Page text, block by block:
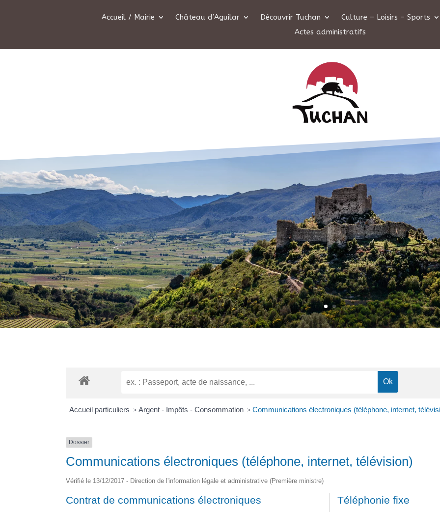
Accueil / Mairie Château d’Aguilar Découvrir Tuchan
Culture – Loisirs – Sports
Actes administratifs
Accueil particuliers > Argent - Impôts - Consommation > Communications électroniques (téléphone, internet,
Dossier
Communications électroniques (téléphone, internet, télévision)
Vérifié le 13/12/2017 - Direction de l'information légale et administrative (Première ministre)
Contrat de communications électroniques Téléphonie fixe